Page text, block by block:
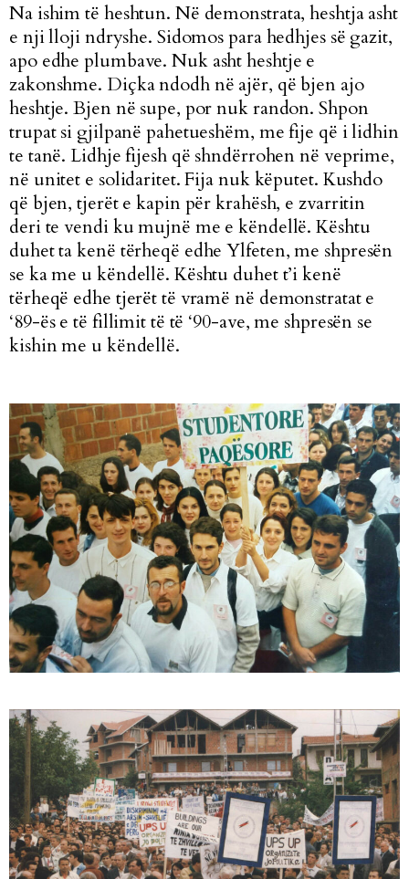
Na ishim të heshtun. Në demonstrata, heshtja asht
e nji lloji ndryshe. Sidomos para hedhjes së gazit,
apo edhe plumbave. Nuk asht heshtje e
zakonshme. Diçka ndodh në ajër, që bjen ajo
heshtje. Bjen në supe, por nuk randon. Shpon
trupat si gjilpanë pahetueshëm, me fije që i lidhin
te tanë. Lidhje fijesh që shndërrohen në veprime,
në unitet e solidaritet. Fija nuk këputet. Kushdo
që bjen, tjerët e kapin për krahësh, e zvarritin
deri te vendi ku mujnë me e këndellë. Kështu
duhet ta kenë tërheqë edhe Ylfeten, me shpresën
se ka me u këndellë. Kështu duhet t’i kenë
tërheqë edhe tjerët të vramë në demonstratat e
‘89-ës e të fillimit të të ‘90-ave, me shpresën se
kishin me u këndellë.